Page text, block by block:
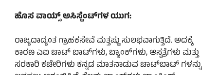
ಹೊಸ ವಾಯ್ಸ್ ಅಸಿಸ್ಟೆಂಟ್‌ಗಳ ಯುಗ:
ರಾಜ್ಯದಾದ್ಯಂತ ಗ್ರಾಹಕಸೇವೆ ಮತ್ತಷ್ಟು ಸುಲಭವಾಗುತ್ತಿದೆ. ಅದಕ್ಕೆ
ಕಾರಣ ಎಐ ಚಾಟ್ ಬಾಟ್‌ಗಳು, ಬ್ಯಾಂಕ್‌ಗಳು, ಆಸ್ಪತ್ರೆಗಳು ಮತ್ತು
ಸರಕಾರಿ ಕಚೇರಿಗಳು ಕನ್ನಡ ಮಾತನಾಡುವ ಚಾಟ್‌ಬಾಟ್‌ ಗಳನ್ನು